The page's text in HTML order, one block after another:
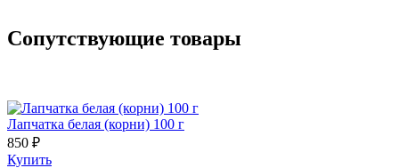
Сопутствующие товары
Лапчатка белая (корни) 100 г
850 ₽
Купить